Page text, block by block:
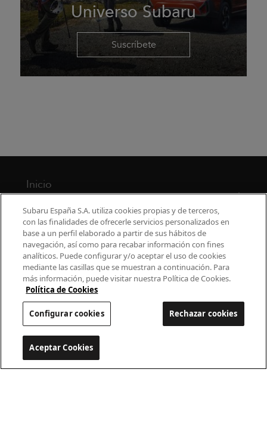
Universo Subaru
Suscríbete
Inicio
Modelos
¿Por qué Subaru?
Finance
Propietarios
Contacto
Universo Subaru
900 440 044
Subaru España S.A. utiliza cookies propias y de terceros,
con las finalidades de ofrecerle servicios personalizados en
base a un perfil elaborado a partir de sus hábitos de
navegación, así como para recabar información con fines
analíticos. Puede configurar y/o aceptar el uso de cookies
mediante las casillas que se muestran a continuación. Para
más información, puede visitar nuestra Política de Cookies.
Política de Cookies
Configurar cookies Rechazar cookies
Aceptar Cookies